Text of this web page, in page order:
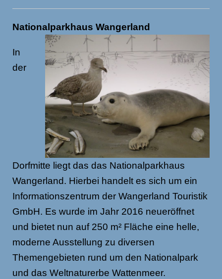
Nationalparkhaus Wangerland
In
der
Dorfmitte liegt das das Nationalparkhaus
Wangerland. Hierbei handelt es sich um ein
Informationszentrum der Wangerland Touristik
GmbH. Es wurde im Jahr 2016 neueröffnet
und bietet nun auf 250 m² Fläche eine helle,
moderne Ausstellung zu diversen
Themengebieten rund um den Nationalpark
und das Weltnaturerbe Wattenmeer.